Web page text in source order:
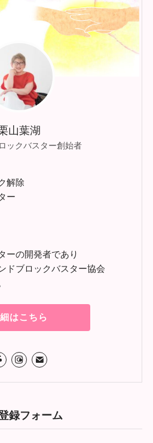
山葉湖
ックバスター創始者
解除
ー
ーの開発者であり
ドブロックバスター協会
はこちら
録フォーム